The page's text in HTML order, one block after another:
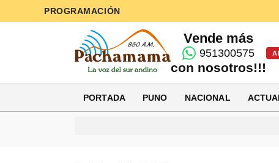
PROGRAMACIÓN
Vende más
951300575
con nosotros!!!
PORTADA PUNO NACIONAL